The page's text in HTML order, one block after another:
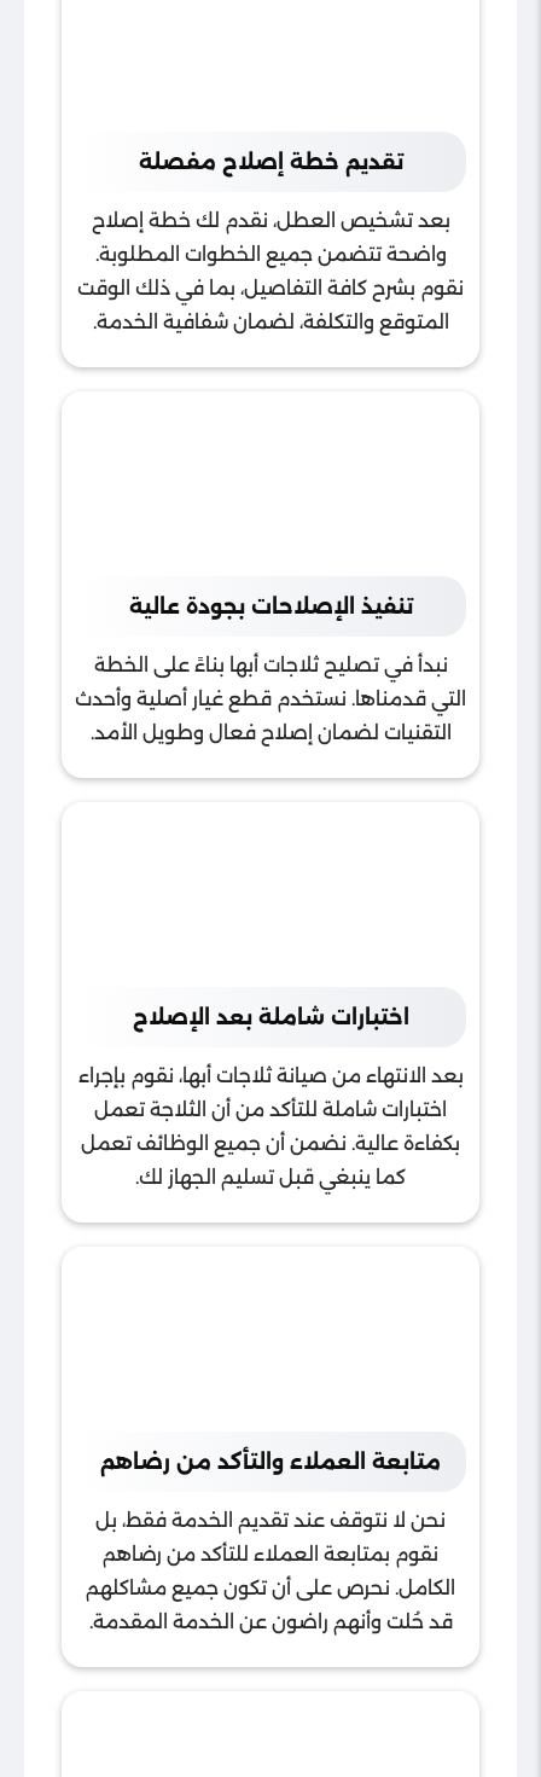
تقديم خطة إصلاح مفصلة
بعد تشخيص العطل، نقدم لك خطة إصلاح
واضحة تتضمن جميع الخطوات المطلوبة.
نقوم بشرح كافة التفاصيل، بما في ذلك الوقت
المتوقع والتكلفة، لضمان شفافية الخدمة.
تنفيذ الإصلاحات بجودة عالية
نبدأ في تصليح ثلاجات أبها بناءً على الخطة
التي قدمناها. نستخدم قطع غيار أصلية وأحدث
التقنيات لضمان إصلاح فعال وطويل الأمد.
اختبارات شاملة بعد الإصلاح
بعد الانتهاء من صيانة ثلاجات أبها، نقوم بإجراء
اختبارات شاملة للتأكد من أن الثلاجة تعمل
بكفاءة عالية. نضمن أن جميع الوظائف تعمل
كما ينبغي قبل تسليم الجهاز لك.
متابعة العملاء والتأكد من رضاهم
نحن لا نتوقف عند تقديم الخدمة فقط، بل
نقوم بمتابعة العملاء للتأكد من رضاهم
الكامل. نحرص على أن تكون جميع مشاكلهم
قد حُلت وأنهم راضون عن الخدمة المقدمة.